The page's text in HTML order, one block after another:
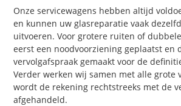
Onze servicewagens hebben altijd
en kunnen uw glasreparatie vaak
uitvoeren. Voor grotere ruiten of
eerst een noodvoorziening geplaatst en
vervolgafspraak gemaakt voor de
Verder werken wij samen met alle grote
wordt de rekening rechtstreeks met de
afgehandeld.